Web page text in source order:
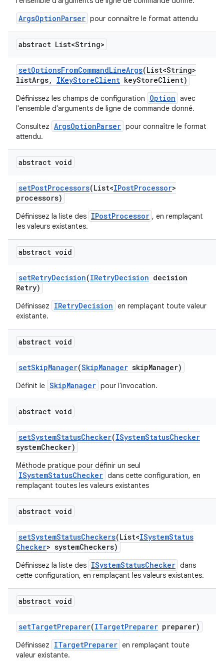
ArgsOptionParser pour connaître le format attendu
abstract List<String>
setOptionsFromCommandLineArgs(List<String>
listArgs, IKeyStoreClient keyStoreClient)
Définissez les champs de configuration Option avec
l'ensemble d'arguments de ligne de commande donné.
Consultez ArgsOptionParser pour connaître le format
attendu.
abstract void
setPostProcessors(List<IPostProcessor>
processors)
Définissez la liste des IPostProcessor , en remplaçant
les valeurs existantes.
abstract void
setRetryDecision(IRetryDecision decision
Retry)
Définissez IRetryDecision en remplaçant toute valeur
existante.
abstract void
setSkipManager(SkipManager skipManager)
Définit le SkipManager pour l'invocation.
abstract void
setSystemStatusChecker(ISystemStatusChecker
systemChecker)
Méthode pratique pour définir un seul
ISystemStatusChecker dans cette configuration, en
remplaçant toutes les valeurs existantes
abstract void
setSystemStatusCheckers(List<ISystemStatus
Checker> systemCheckers)
Définissez la liste des ISystemStatusChecker dans
cette configuration, en remplaçant les valeurs existantes.
abstract void
setTargetPreparer(ITargetPreparer preparer)
Définissez ITargetPreparer en remplaçant toute
valeur existante.